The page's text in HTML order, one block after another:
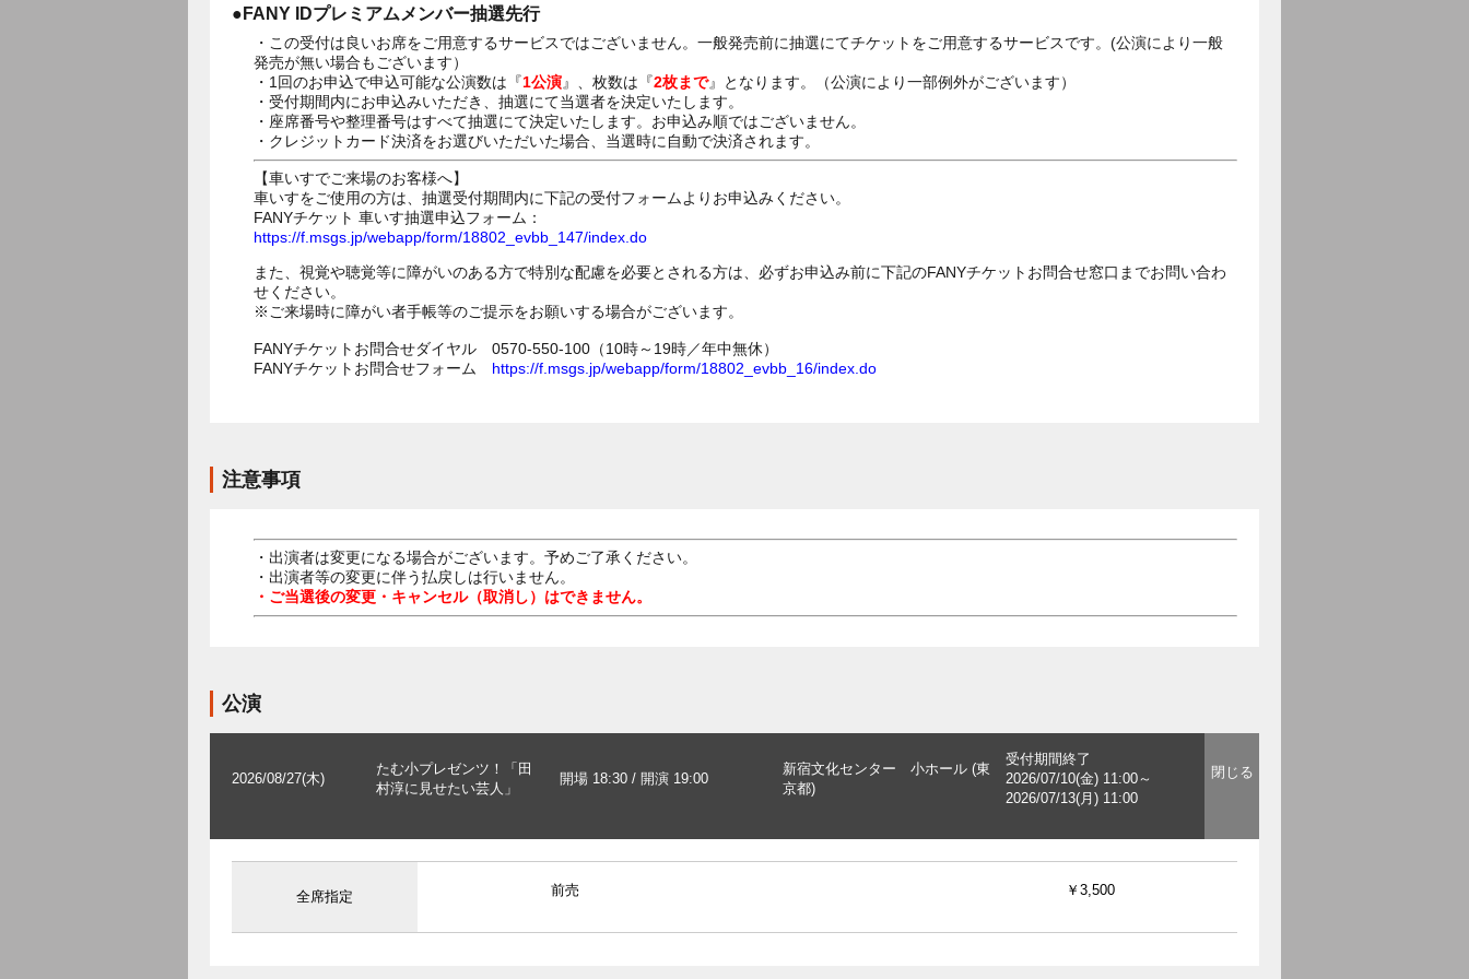
●FANY IDプレミアムメンバー抽選先行
・この受付は良いお席をご用意するサービスではございません。一般発売前に抽選にてチケットをご用意するサービスです。(公演により一般
発売が無い場合もございます）
・1回のお申込で申込可能な公演数は『1公演』、枚数は『2枚まで』となります。（公演により一部例外がございます）
・受付期間内にお申込みいただき、抽選にて当選者を決定いたします。
・座席番号や整理番号はすべて抽選にて決定いたします。お申込み順ではございません。
・クレジットカード決済をお選びいただいた場合、当選時に自動で決済されます。
【車いすでご来場のお客様へ】
車いすをご使用の方は、抽選受付期間内に下記の受付フォームよりお申込みください。
FANYチケット 車いす抽選申込フォーム：
https://f.msgs.jp/webapp/form/18802_evbb_147/index.do
また、視覚や聴覚等に障がいのある方で特別な配慮を必要とされる方は、必ずお申込み前に下記のFANYチケットお問合せ窓口までお問い合わ
せください。
※ご来場時に障がい者手帳等のご提示をお願いする場合がございます。
FANYチケットお問合せダイヤル 0570-550-100（10時～19時／年中無休）
FANYチケットお問合せフォーム https://f.msgs.jp/webapp/form/18802_evbb_16/index.do
注意事項
・出演者は変更になる場合がございます。予めご了承ください。
・出演者等の変更に伴う払戻しは行いません。
・ご当選後の変更・キャンセル（取消し）はできません。
公演
2026/08/27(木)
たむ小プレゼンツ！「田
村淳に見せたい芸人」
開場 18:30 / 開演 19:00
新宿文化センター 小ホール (東
京都)
受付期間終了
2026/07/10(金) 11:00～
2026/07/13(月) 11:00
全席指定 前売 ￥3,500